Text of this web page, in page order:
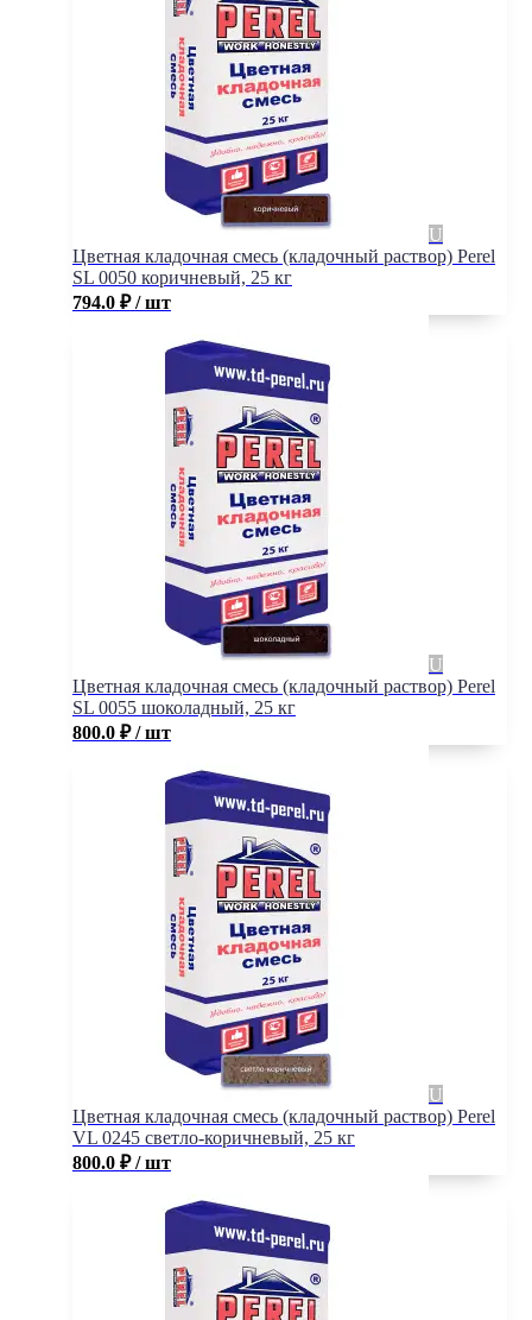
Цветная кладочная смесь (кладочный раствор) Perel
SL 0050 коричневый, 25 кг
794.0 ₽ / шт
Цветная кладочная смесь (кладочный раствор) Perel
SL 0055 шоколадный, 25 кг
800.0 ₽ / шт
Цветная кладочная смесь (кладочный раствор) Perel
VL 0245 светло-коричневый, 25 кг
800.0 ₽ / шт